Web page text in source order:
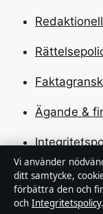
Ägande &
Kändisar &
Vi använder
ditt samtycke,
förbättra den och
och Integritetspolicy.